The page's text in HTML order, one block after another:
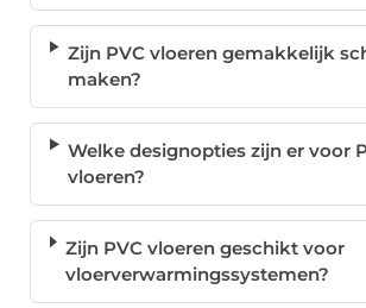
Zijn PVC vloeren gemakkelijk
maken?
Welke designopties zijn er voor
vloeren?
Zijn PVC vloeren geschikt voor
vloerverwarmingssystemen?